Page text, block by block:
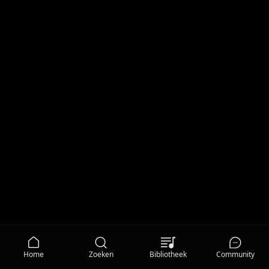
Home Zoeken Bibliotheek Community